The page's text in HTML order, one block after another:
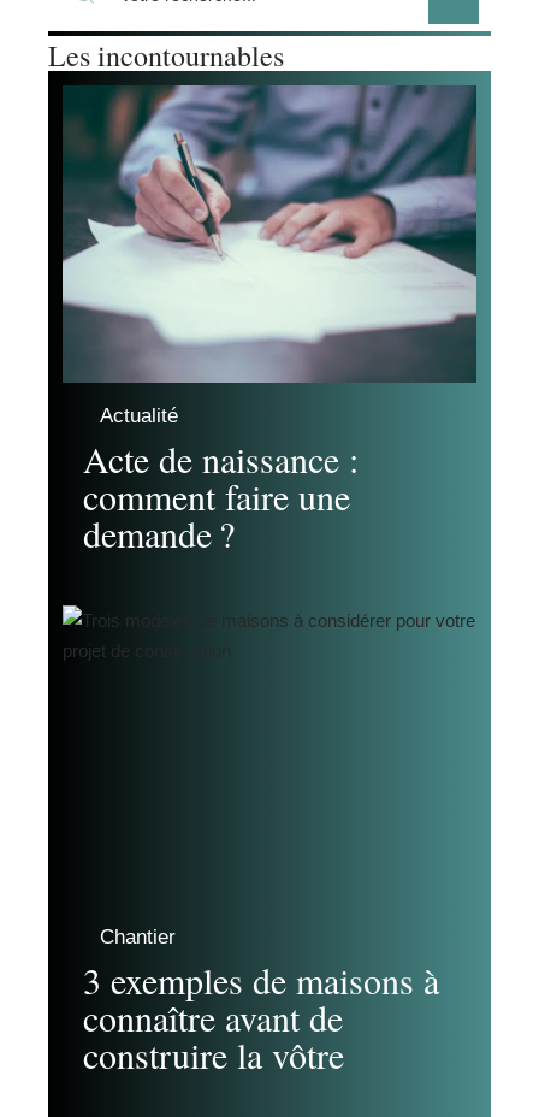
Les incontournables
Actualité
Acte de naissance :
comment faire une
demande ?
Chantier
3 exemples de maisons à
connaître avant de
construire la vôtre